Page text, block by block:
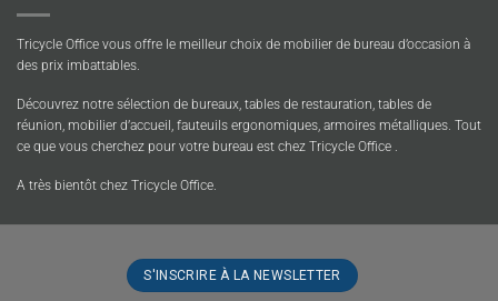
Tricycle Office vous offre le meilleur choix de mobilier de bureau d’occasion à
des prix imbattables.
Découvrez notre sélection de bureaux, tables de restauration, tables de
réunion, mobilier d’accueil, fauteuils ergonomiques, armoires métalliques. Tout
ce que vous cherchez pour votre bureau est chez Tricycle Office .
A très bientôt chez Tricycle Office.
S'INSCRIRE À LA NEWSLETTER